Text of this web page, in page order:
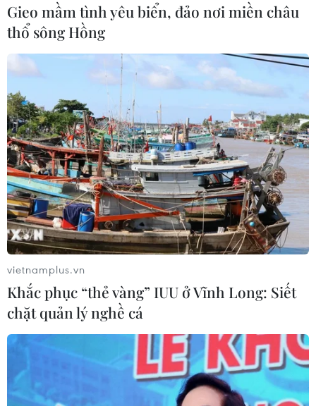
#quan hệ liên triều
#hạt nhân triều tiên
#hỗ trợ kinh tế
Hàn Quốc
Triều Tiên
Theo dõi VietnamPlus
TIN LIÊN QUAN
Gieo mầm tình yêu biển, đảo nơi miền châu
thổ sông Hồng
vietnamplus.vn
Khắc phục “thẻ vàng” IUU ở Vĩnh Long: Siết
chặt quản lý nghề cá